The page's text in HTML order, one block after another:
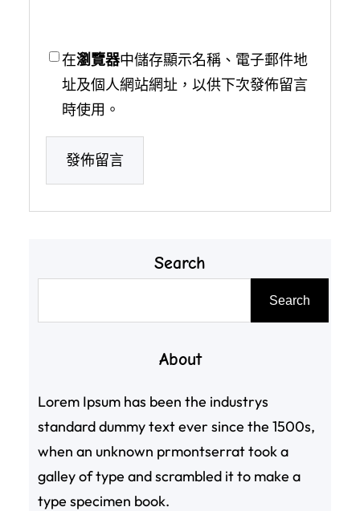
在瀏覽器中儲存顯示名稱、電子郵件地
址及個人網站網址，以供下次發佈留言
時使用。
Search
Search
About
Lorem Ipsum has been the industrys
standard dummy text ever since the 1500s,
when an unknown prmontserrat took a
galley of type and scrambled it to make a
type specimen book.